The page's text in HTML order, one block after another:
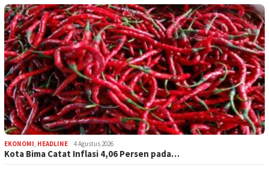
EKONOMI, HEADLINE 4 Agustus 2026
Kota Bima Catat Inflasi 4,06 Persen pada…